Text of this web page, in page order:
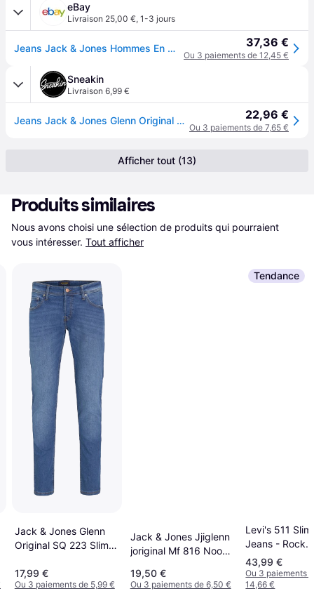
eBay
Livraison 25,00 €, 1-3 jours
Jeans Jack & Jones Hommes En Mélange De Coton,couleur Denim Bleu Modèle : 37,36 €
Ou 3 paiements de 12,45 €
Sneakin
Livraison 6,99 €
Jeans Jack & Jones Glenn Original 814 - Bleu 22,96 €
Ou 3 paiements de 7,65 €
Afficher tout (13)
Produits similaires
Nous avons choisi une sélection de produits qui pourraient
vous intéresser. Tout afficher
Jack & Jones Glenn
Original SQ 223 Slim
Denim
17,99 €
Ou 3 paiements de 5,99 €
Jack & Jones Jjiglenn
joriginal Mf 816 Noos
19,50 €
Ou 3 paiements de 6,50 €
Tendance
Levi's 511
Jeans - Rock
Cod/Blue
43,99 €
Ou 3 paiements
14,66 €